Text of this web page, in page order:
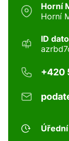
Horní
Horní
ID
+420